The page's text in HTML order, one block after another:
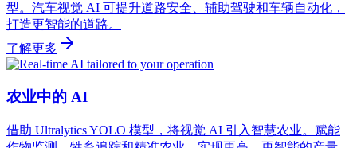
型。汽车视觉 AI 可提升道路安全、辅助驾驶和车辆自动化，
打造更智能的道路。
了解更多
农业中的 AI
借助 Ultralytics YOLO 模型，将视觉 AI 引入智慧农业。赋能